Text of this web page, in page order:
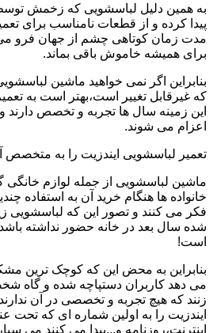
به همین دلیل لباسشویی که زخمش توسط
پیدا کرده و از قطعات نامناسب برای
مدت زمان کوتاهی چشم از جهان فرو
برای همیشه خاموش باقی بماند.
بنابراین اگر نمی خواهید ماشین
که غیرقابل تغییر است،بهتر است به
این زمینه سال ها تجربه و تخصص دارند
اعزام می شوند.
تعمیر لباسشویی ایندزیت را به متخصص
ماشین لباسشویی از جمله لوازم
خانواده ها هنگام خرید آن به استفاده
فکر می کنند و تصور این که لباسشویی
شده سال بعد در خانه حضور نداشته
است!
بنابراین به محض این که کوچک ترین
می دهد کاربران دستپاچه شده و گاه
زنند که هیچ تجربه و تخصصی در آن
ایندزیت را به اولین شماره ای که تحت
اینترنت،روزنامه و...پیدا می کنند می